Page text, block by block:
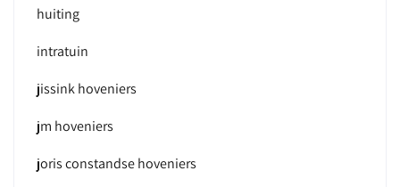
huiting
intratuin
jissink hoveniers
jm hoveniers
joris constandse hoveniers